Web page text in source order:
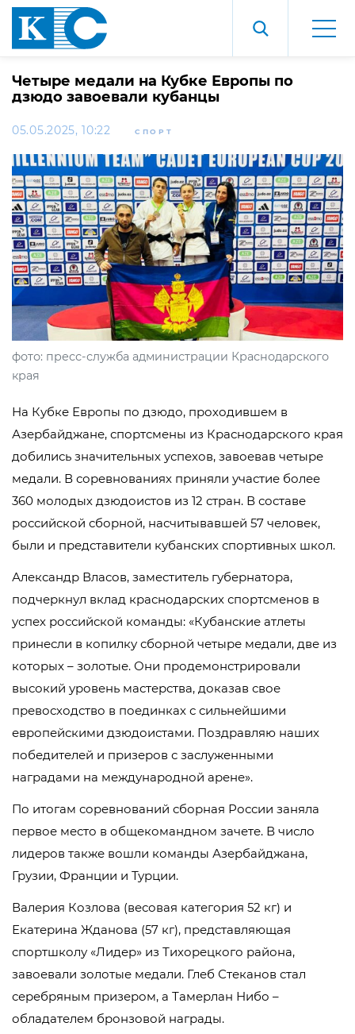
Четыре медали на Кубке Европы по
дзюдо завоевали кубанцы
05.05.2025, 10:22 СПОРТ
фото: пресс-служба администрации Краснодарского
края
На Кубке Европы по дзюдо, проходившем в
Азербайджане, спортсмены из Краснодарского края
добились значительных успехов, завоевав четыре
медали. В соревнованиях приняли участие более
360 молодых дзюдоистов из 12 стран. В составе
российской сборной, насчитывавшей 57 человек,
были и представители кубанских спортивных школ.
Александр Власов, заместитель губернатора,
подчеркнул вклад краснодарских спортсменов в
успех российской команды: «Кубанские атлеты
принесли в копилку сборной четыре медали, две из
которых – золотые. Они продемонстрировали
высокий уровень мастерства, доказав свое
превосходство в поединках с сильнейшими
европейскими дзюдоистами. Поздравляю наших
победителей и призеров с заслуженными
наградами на международной арене».
По итогам соревнований сборная России заняла
первое место в общекомандном зачете. В число
лидеров также вошли команды Азербайджана,
Грузии, Франции и Турции.
Валерия Козлова (весовая категория 52 кг) и
Екатерина Жданова (57 кг), представляющая
спортшколу «Лидер» из Тихорецкого района,
завоевали золотые медали. Глеб Стеканов стал
серебряным призером, а Тамерлан Нибо –
обладателем бронзовой награды.